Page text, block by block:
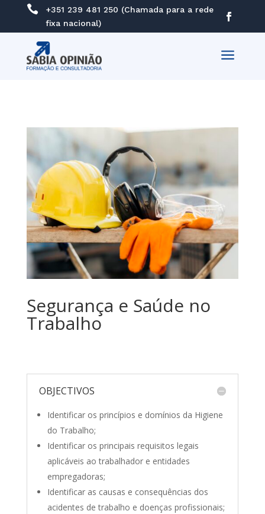

+351 239 481 250 (Chamada para a rede
fixa nacional)
a
Segurança e Saúde no
Trabalho
OBJECTIVOS
Identificar os princípios e domínios da Higiene
do Trabalho;
Identificar os principais requisitos legais
aplicáveis ao trabalhador e entidades
empregadoras;
Identificar as causas e consequências dos
acidentes de trabalho e doenças profissionais;